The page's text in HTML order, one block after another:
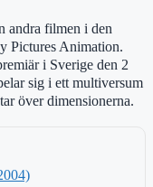
andra filmen i den
Pictures Animation.
i Sverige den 2
sig i ett multiversum
över dimensionerna.